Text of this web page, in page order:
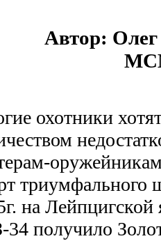
Автор:
охотники
триумфального
на
получило